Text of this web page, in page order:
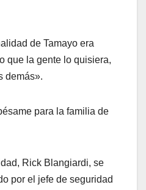
de Tamayo era
que la gente lo quisiera,
demás».
para la familia de
Rick Blangiardi, se
por el jefe de seguridad